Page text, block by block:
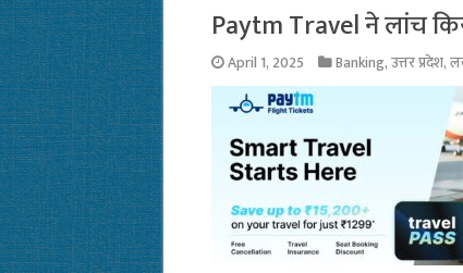
Paytm Travel ने लांच
April 1, 2025 Banking,उत्तर प्रदेश,